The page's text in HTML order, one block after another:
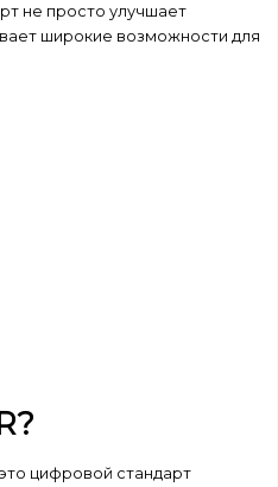
не просто улучшает
широкие возможности для
цифровой стандарт